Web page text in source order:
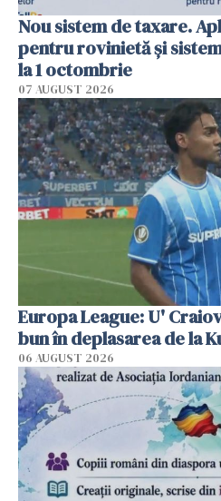
Nou sistem de taxare.
pentru rovinietă şi
la 1 octombrie
07 AUGUST 2026
Europa League: U'
bun în deplasarea de la
06 AUGUST 2026